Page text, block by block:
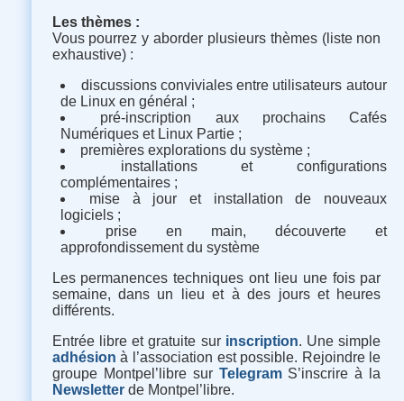
Les thèmes :
Vous pourrez y aborder plusieurs thèmes (liste non
exhaustive) :
discussions conviviales entre utilisateurs autour
de Linux en général ;
pré-inscription aux prochains Cafés
Numériques et Linux Partie ;
premières explorations du système ;
installations et configurations
complémentaires ;
mise à jour et installation de nouveaux
logiciels ;
prise en main, découverte et
approfondissement du système
Les permanences techniques ont lieu une fois par
semaine, dans un lieu et à des jours et heures
différents.
Entrée libre et gratuite sur inscription. Une simple
adhésion à l’association est possible. Rejoindre le
groupe Montpel’libre sur TelegramS’inscrire à la
Newsletterde Montpel’libre.